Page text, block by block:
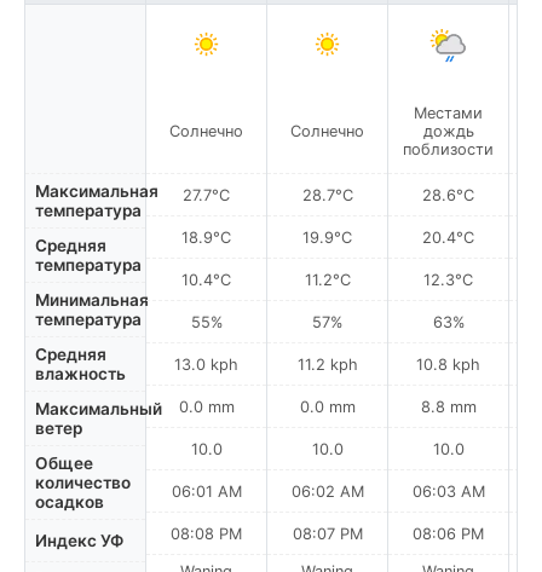
Максимальная
температура
Средняя
температура
Минимальная
температура
Средняя
влажность
Максимальный
ветер
Общее
количество
осадков
Индекс УФ
Солнечно
27.7°C
18.9°C
10.4°C
55%
13.0 kph
0.0 mm
10.0
06:01 AM
08:08 PM
Солнечно
28.7°C
19.9°C
11.2°C
57%
11.2 kph
0.0 mm
10.0
06:02 AM
08:07 PM
Местами
дождь
поблизости
28.6°C
20.4°C
12.3°C
63%
10.8 kph
8.8 mm
10.0
06:03 AM
08:06 PM